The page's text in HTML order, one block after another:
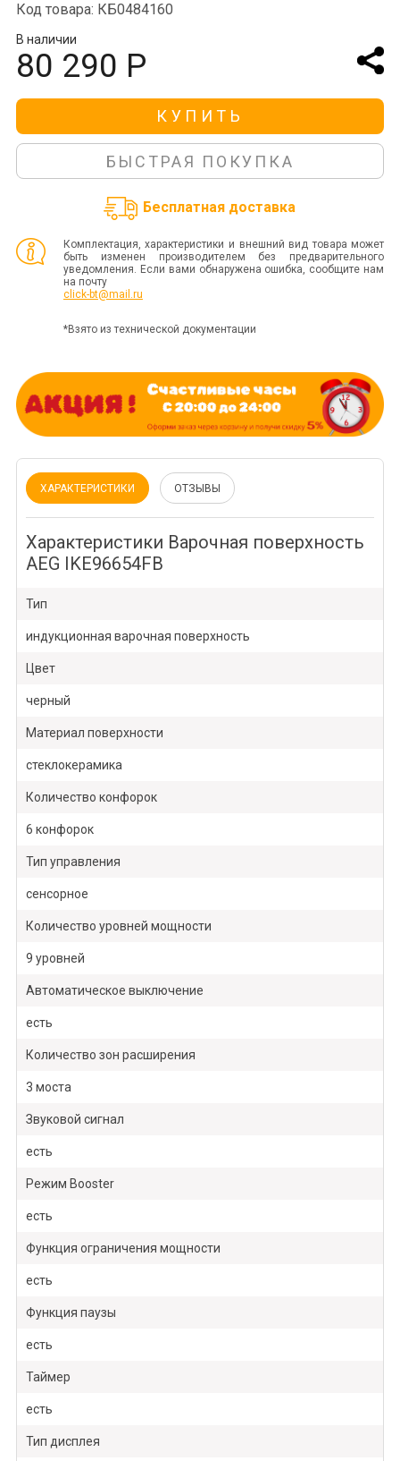
Код товара: КБ0484160
В наличии
80 290 Р
КУПИТЬ
БЫСТРАЯ ПОКУПКА
Бесплатная доставка
Комплектация, характеристики и внешний вид товара может
быть изменен производителем без предварительного
уведомления. Если вами обнаружена ошибка, сообщите нам
на почту
click-bt@mail.ru
*Взято из технической документации
ХАРАКТЕРИСТИКИ ОТЗЫВЫ
Характеристики Варочная поверхность
AEG IKE96654FB
Тип
индукционная варочная поверхность
Цвет
черный
Материал поверхности
стеклокерамика
Количество конфорок
6 конфорок
Тип управления
сенсорное
Количество уровней мощности
9 уровней
Автоматическое выключение
есть
Количество зон расширения
3 моста
Звуковой сигнал
есть
Режим Booster
есть
Функция ограничения мощности
есть
Функция паузы
есть
Таймер
есть
Тип дисплея